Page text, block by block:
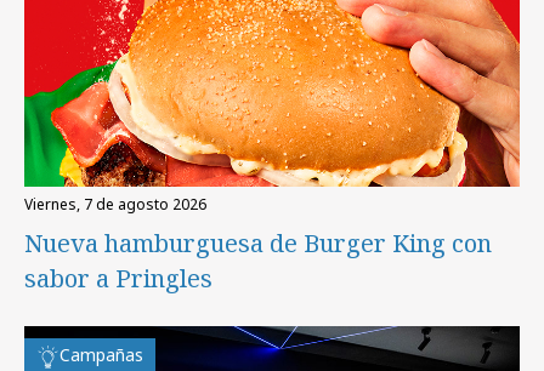
viernes, 7 de agosto 2026
Nueva hamburguesa de Burger King con
sabor a Pringles
Campañas